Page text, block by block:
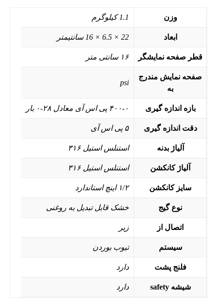
وزن 1.1 کیلوگرم
ابعاد 22 × 6.5 × 16 سانتیمتر
قطر صفحه نمایشگر ۱۶ سانتی متر
صفحه نمایش مندرج
به
psi
بازه اندازه گیری ۴۰۰-۰ پی اس آی معادل ۲۸-۰ بار
دقت اندازه گیری ۵ پی اس آی
آلیاژ بدنه استنلس استیل ۳۱۶
آلیاژ کانکشن استنلس استیل ۳۱۶
سایز کانکشن ۱/۲ اینچ استاندارد
نوع گیج خشک قابل تبدیل به روغنی
اتصال از زیر
سیستم تیوب بوردن
فلنج پشت دارد
شیشه safety دارد